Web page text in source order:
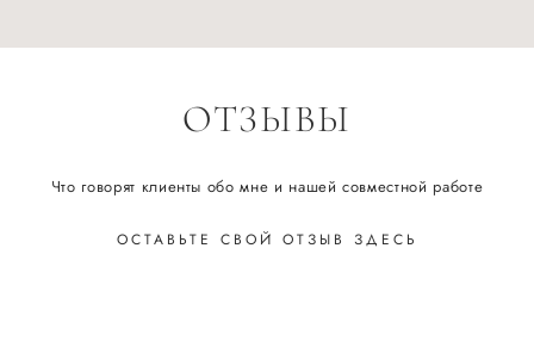
ОТЗЫВЫ
Что говорят клиенты обо мне и нашей совместной работе
ОСТАВЬТЕ СВОЙ ОТЗЫВ ЗДЕСЬ